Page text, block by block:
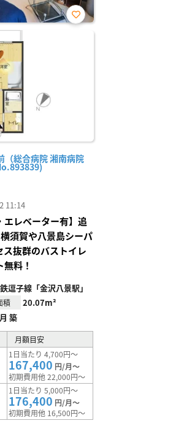
（総合病院 湘南病院
お気
11:14
エレベーター有】追
須賀や八景島シーパ
ス抜群のバストイレ
料！
逗子線「金沢八景駅」
積 20.07m²
築
月額目安
1日当たり 4,700円～
167,400 円/月～
初期費用他 22,000円～
1日当たり 5,000円～
176,400 円/月～
初期費用他 16,500円～